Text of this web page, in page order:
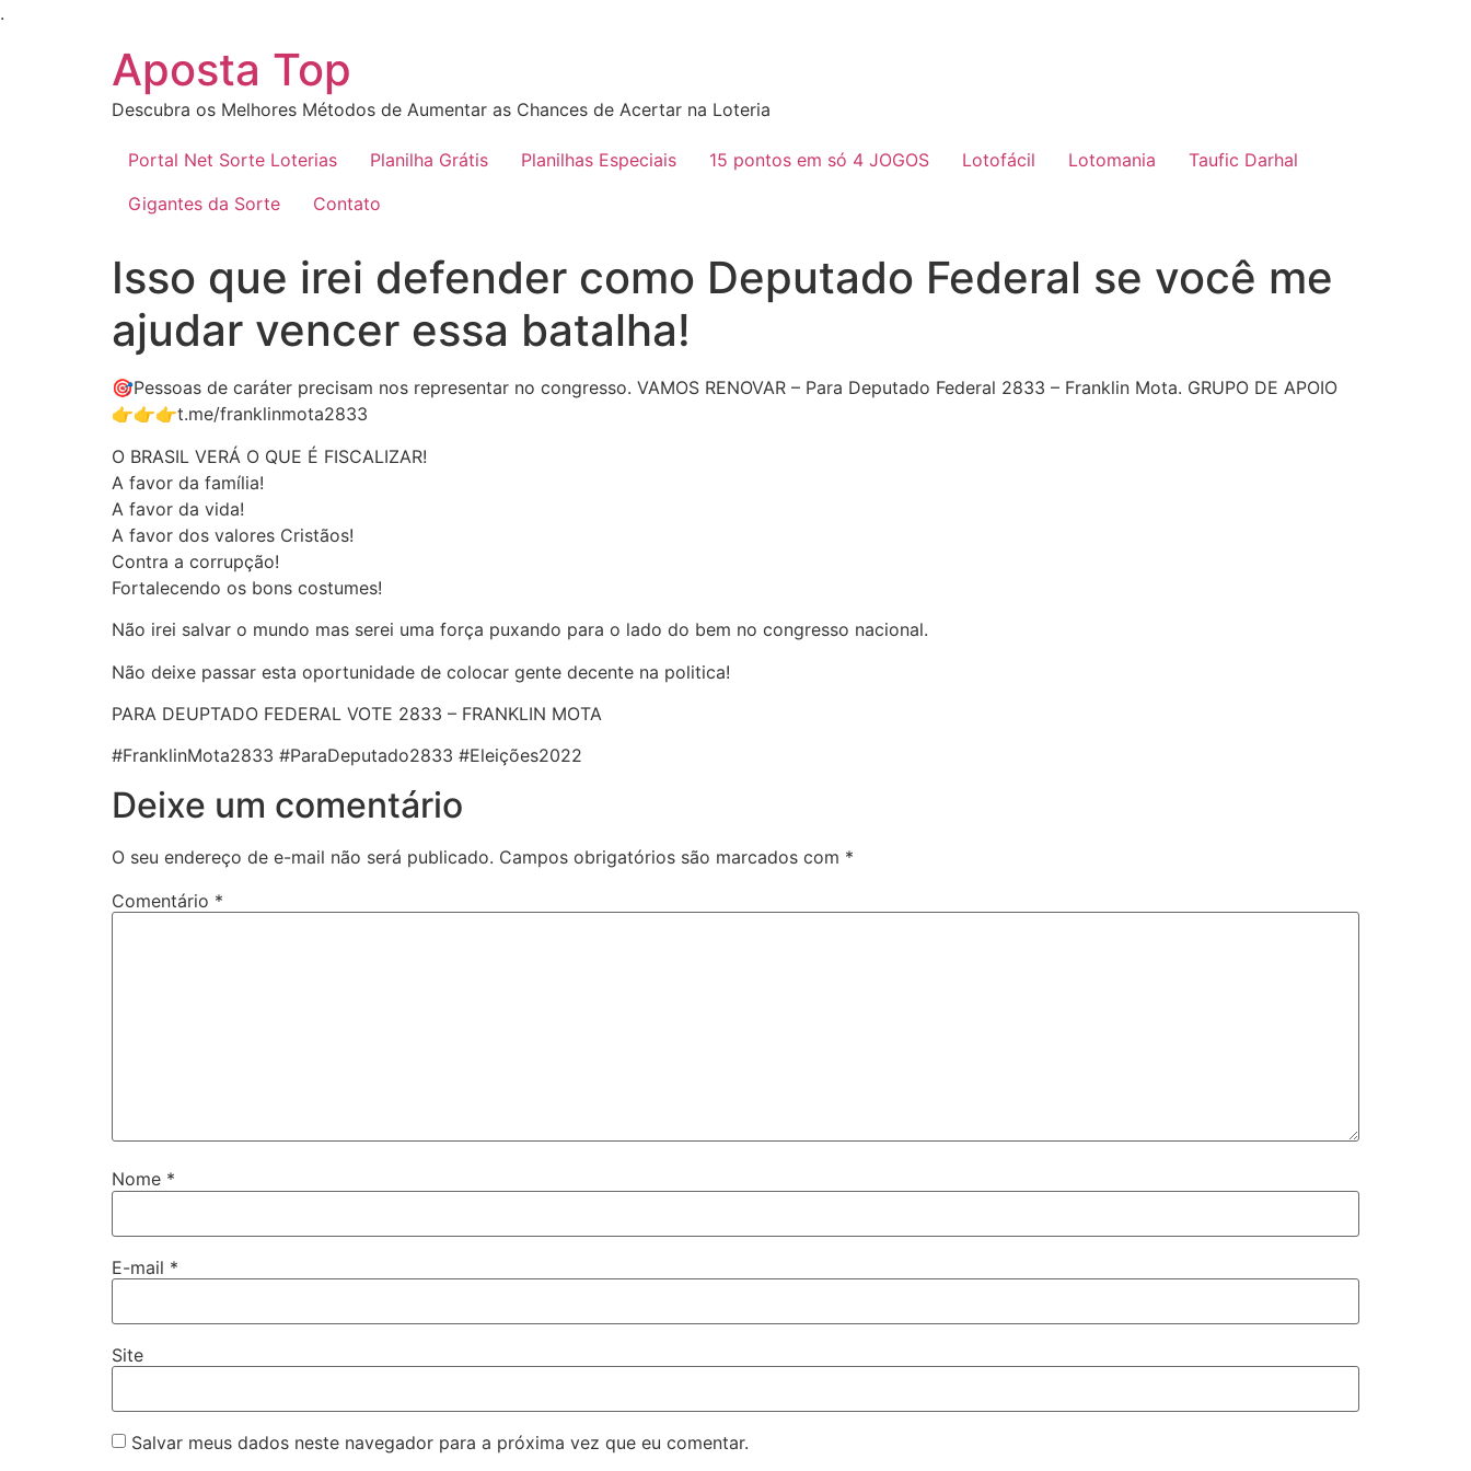
.
Aposta Top
Descubra os Melhores Métodos de Aumentar as Chances de Acertar na Loteria
Portal Net Sorte Loterias Planilha Grátis Planilhas Especiais 15 pontos em só 4 JOGOS Lotofácil Lotomania
Taufic Darhal
Gigantes da Sorte
Contato
Isso que irei defender como Deputado Federal se você me
ajudar vencer essa batalha!
🎯Pessoas de caráter precisam nos representar no congresso. VAMOS RENOVAR – Para Deputado Federal 2833 – Franklin Mota. GRUPO DE APOIO
👉👉👉t.me/franklinmota2833
O BRASIL VERÁ O QUE É FISCALIZAR!
A favor da família!
A favor da vida!
A favor dos valores Cristãos!
Contra a corrupção!
Fortalecendo os bons costumes!
Não irei salvar o mundo mas serei uma força puxando para o lado do bem no congresso nacional.
Não deixe passar esta oportunidade de colocar gente decente na politica!
PARA DEUPTADO FEDERAL VOTE 2833 – FRANKLIN MOTA
#FranklinMota2833 #ParaDeputado2833 #Eleições2022
Deixe um comentário
O seu endereço de e-mail não será publicado. Campos obrigatórios são marcados com *
Comentário *
Nome *
E-mail *
Site
Salvar meus dados neste navegador para a próxima vez que eu comentar.